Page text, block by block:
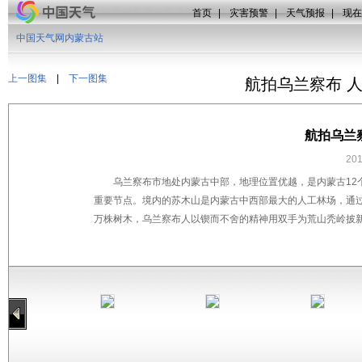
首页 | 灾害预警 | 天气预报 | 现
上一图集 下一图集
中国天气网内蒙古站
航拍乌兰察布
航拍乌兰
乌兰察布市地处内蒙古中部，地理位置优越，是内蒙古
重要节点。境内的苏木山是内蒙古中西部最大的人工林场，
万株树木，乌兰察布人以锲而不舍的精神用双手为荒山秃岭披